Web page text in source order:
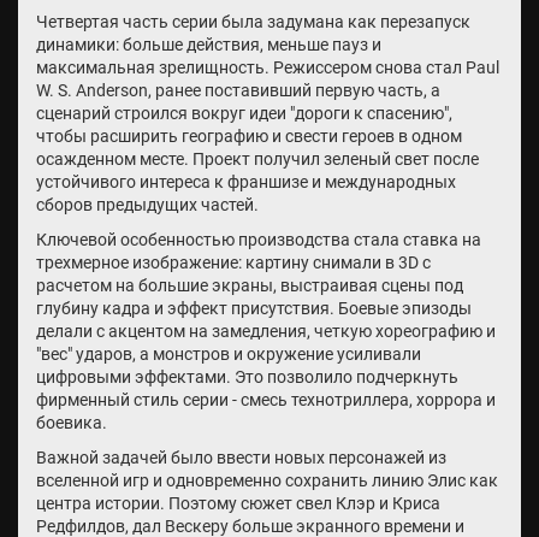
Четвертая часть серии была задумана как перезапуск
динамики: больше действия, меньше пауз и
максимальная зрелищность. Режиссером снова стал Paul
W. S. Anderson, ранее поставивший первую часть, а
сценарий строился вокруг идеи "дороги к спасению",
чтобы расширить географию и свести героев в одном
осажденном месте. Проект получил зеленый свет после
устойчивого интереса к франшизе и международных
сборов предыдущих частей.
Ключевой особенностью производства стала ставка на
трехмерное изображение: картину снимали в 3D с
расчетом на большие экраны, выстраивая сцены под
глубину кадра и эффект присутствия. Боевые эпизоды
делали с акцентом на замедления, четкую хореографию и
"вес" ударов, а монстров и окружение усиливали
цифровыми эффектами. Это позволило подчеркнуть
фирменный стиль серии - смесь технотриллера, хоррора и
боевика.
Важной задачей было ввести новых персонажей из
вселенной игр и одновременно сохранить линию Элис как
центра истории. Поэтому сюжет свел Клэр и Криса
Редфилдов, дал Вескеру больше экранного времени и